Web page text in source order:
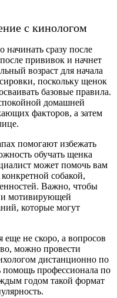
с кинологом
сразу после
прививок и начнет
возраст для начала
поскольку щенок
базовые правила.
домашней
факторов, а затем
помогают избежать
обучать щенка
может помочь вам
собакой,
Важно, чтобы
и мотивирующей
которые могут
еще не скоро, а вопросов
можно провести
дистанционно по
помощь профессионала по
годом такой формат